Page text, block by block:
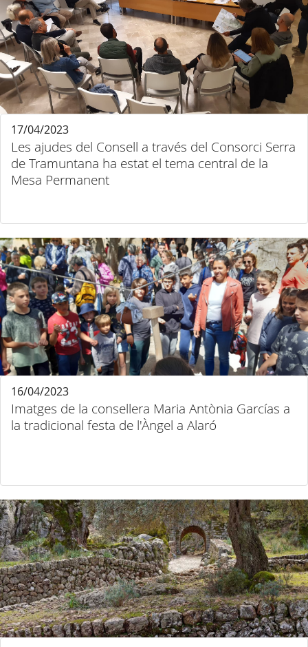
Les ajudes del Consell a través del Consorci Serra
de Tramuntana ha estat el tema central de la
Mesa Permanent
17/04/2023
Imatges de la consellera Maria Antònia Garcías a
la tradicional festa de l'Àngel a Alaró
16/04/2023